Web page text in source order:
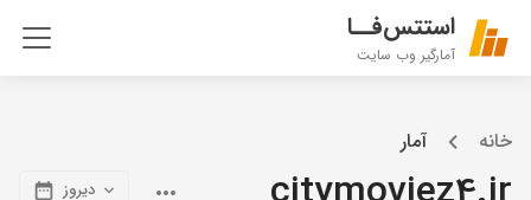
استتس‌فــا
آمارگیر وب سایت
خانه آمار
دیروز